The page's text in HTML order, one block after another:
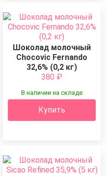
Шоколад молочный
Chocovic Fernando
32,6% (0,2 кг)
380 ₽
В наличии на складе
Купить